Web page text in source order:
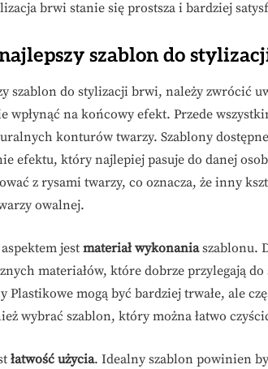
brwi stanie się prostsza i bardziej
szablon do
szablon do stylizacji brwi, należy zwrócić
wpłynąć na końcowy efekt. Przede
konturów twarzy. Szablony
efektu, który najlepiej pasuje do danej
z rysami twarzy, co oznacza, że inny
owalnej.
jestmateriał wykonaniaszablonu.
materiałów, które dobrze przylegają
Plastikowe mogą być bardziej trwałe, ale
wybrać szablon, który można łatwo
łatwość użycia. Idealny szablon powinien